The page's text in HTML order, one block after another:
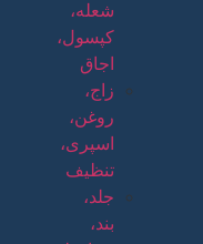
شعله،
کپسول،
اجاق
زاج،
روغن،
اسپری،
تنظیف
جلد،
بند،